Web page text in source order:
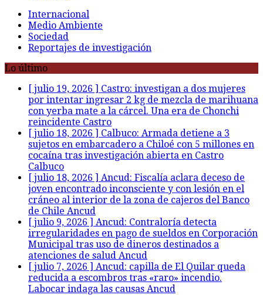
Internacional
Medio Ambiente
Sociedad
Reportajes de investigación
Lo último
[ julio 19, 2026 ] Castro: investigan a dos mujeres
por intentar ingresar 2 kg de mezcla de marihuana
con yerba mate a la cárcel. Una era de Chonchi
reincidente Castro
[ julio 18, 2026 ] Calbuco: Armada detiene a 3
sujetos en embarcadero a Chiloé con 5 millones en
cocaína tras investigación abierta en Castro
Calbuco
[ julio 18, 2026 ] Ancud: Fiscalía aclara deceso de
joven encontrado inconsciente y con lesión en el
cráneo al interior de la zona de cajeros del Banco
de Chile Ancud
[ julio 9, 2026 ] Ancud: Contraloría detecta
irregularidades en pago de sueldos en Corporación
Municipal tras uso de dineros destinados a
atenciones de salud Ancud
[ julio 7, 2026 ] Ancud: capilla de El Quilar queda
reducida a escombros tras «raro» incendio.
Labocar indaga las causas Ancud